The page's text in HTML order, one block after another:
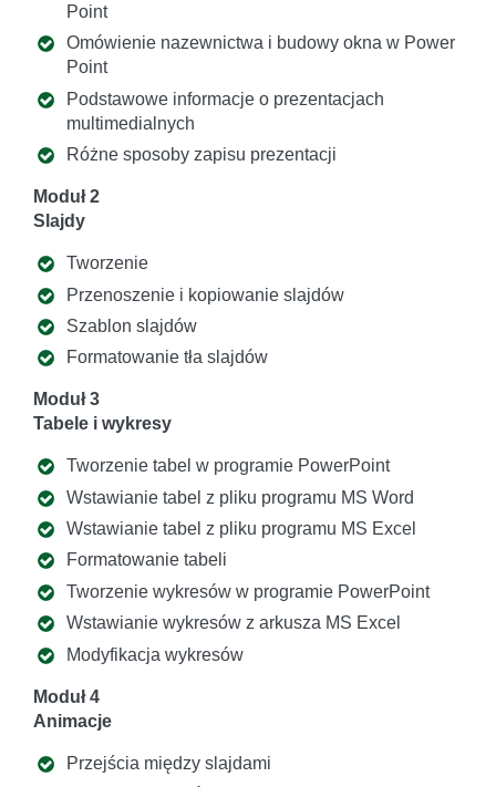
Point
Omówienie nazewnictwa i budowy okna w Power
Point
Podstawowe informacje o prezentacjach
multimedialnych
Różne sposoby zapisu prezentacji
Moduł 2
Slajdy
Tworzenie
Przenoszenie i kopiowanie slajdów
Szablon slajdów
Formatowanie tła slajdów
Moduł 3
Tabele i wykresy
Tworzenie tabel w programie PowerPoint
Wstawianie tabel z pliku programu MS Word
Wstawianie tabel z pliku programu MS Excel
Formatowanie tabeli
Tworzenie wykresów w programie PowerPoint
Wstawianie wykresów z arkusza MS Excel
Modyfikacja wykresów
Moduł 4
Animacje
Przejścia między slajdami